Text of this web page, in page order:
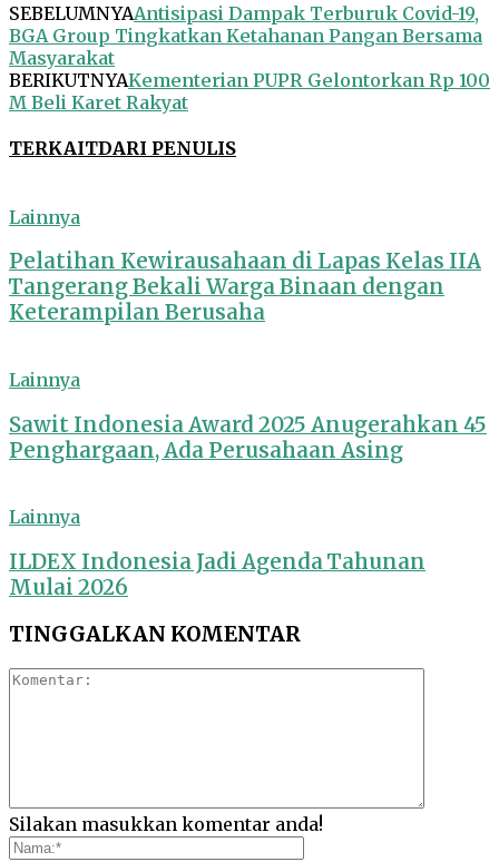
SEBELUMNYAAntisipasi Dampak Terburuk Covid-19,
BGA Group Tingkatkan Ketahanan Pangan Bersama
Masyarakat
BERIKUTNYAKementerian PUPR Gelontorkan Rp 100
M Beli Karet Rakyat
TERKAITDARI PENULIS
Lainnya
Pelatihan Kewirausahaan di Lapas Kelas IIA
Tangerang Bekali Warga Binaan dengan
Keterampilan Berusaha
Lainnya
Sawit Indonesia Award 2025 Anugerahkan 45
Penghargaan, Ada Perusahaan Asing
Lainnya
ILDEX Indonesia Jadi Agenda Tahunan
Mulai 2026
TINGGALKAN KOMENTAR
Silakan masukkan komentar anda!